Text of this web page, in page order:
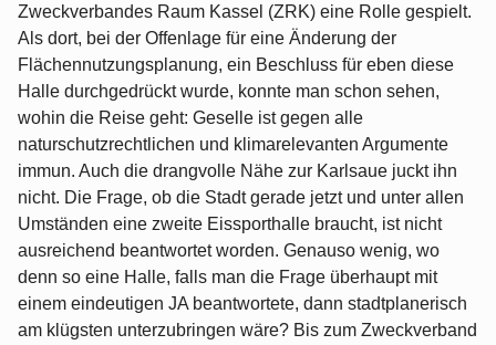
Zweckverbandes Raum Kassel (ZRK) eine Rolle gespielt.
Als dort, bei der Offenlage für eine Änderung der
Flächennutzungsplanung, ein Beschluss für eben diese
Halle durchgedrückt wurde, konnte man schon sehen,
wohin die Reise geht: Geselle ist gegen alle
naturschutzrechtlichen und klimarelevanten Argumente
immun. Auch die drangvolle Nähe zur Karlsaue juckt ihn
nicht. Die Frage, ob die Stadt gerade jetzt und unter allen
Umständen eine zweite Eissporthalle braucht, ist nicht
ausreichend beantwortet worden. Genauso wenig, wo
denn so eine Halle, falls man die Frage überhaupt mit
einem eindeutigen JA beantwortete, dann stadtplanerisch
am klügsten unterzubringen wäre? Bis zum Zweckverband